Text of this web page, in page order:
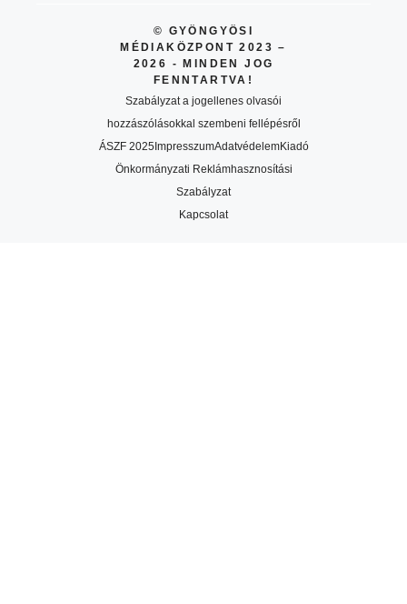
© GYÖNGYÖSI
MÉDIAKÖZPONT 2023 –
2026 - MINDEN JOG
FENNTARTVA!
Szabályzat a jogellenes olvasói
hozzászólásokkal szembeni fellépésről
ÁSZF 2025ImpresszumAdatvédelemKiadó
Önkormányzati Reklámhasznosítási
Szabályzat
Kapcsolat